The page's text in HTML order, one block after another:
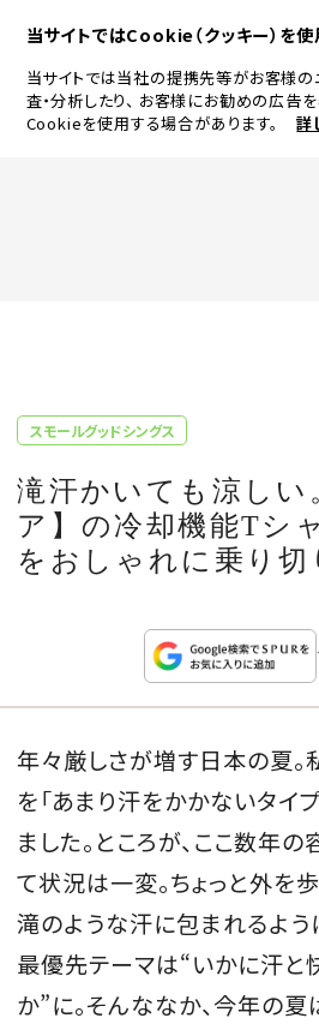
当サイトではCookie（クッキー）を使
当サイトでは当社の提携先等がお客様
査・分析したり、 お客様にお勧めの広告
Cookieを使用する場合があります。
詳
JEWELRY & WATCH
LIFESTYLE
CULTURE
CELEBRITY
WEDDING
FORTUNE
SDGs
MAGAZINE
スモールグッドシングス
滝汗かいても涼しい
ア】の冷却機能Tシ
をおしゃれに乗り切
年々厳しさが増す日本の夏。
を「あまり汗をかかないタイ
ました。ところが、ここ数年
て状況は一変。ちょっと外を
滝のような汗に包まれるよう
最優先テーマは“いかに汗と
か”に。そんななか、今年の夏